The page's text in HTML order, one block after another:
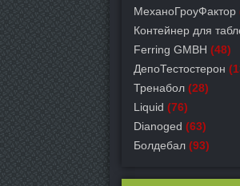
МеханоГроуФактор
Контейнер для
Ferring GMBH (48)
ДепоТестостерон
Тренабол (28)
Liquid (76)
Dianoged (63)
Болдебал (93)